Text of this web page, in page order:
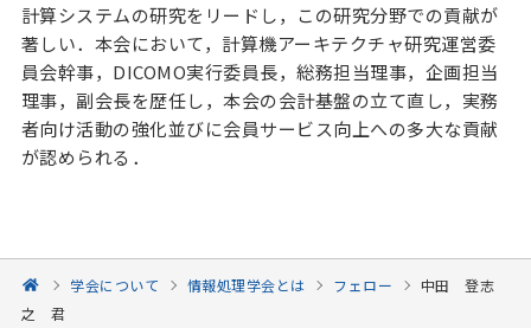
計算システムの研究をリードし，この研究分野での貢献が
著しい．本会において，計算機アーキテクチャ研究運営委
員会幹事，DICOMO実行委員長，総務担当理事，企画担当
理事，副会長を歴任し，本会の会計基盤の立て直し，実務
者向け活動の強化並びに会員サービス向上への多大な貢献
が認められる．
学会について 情報処理学会とは フェロー
中田 登志
之 君